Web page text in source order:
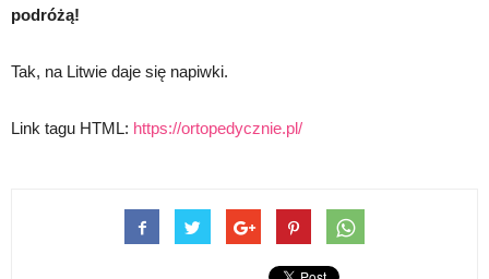
podróżą!
Tak, na Litwie daje się napiwki.
Link tagu HTML: https://ortopedycznie.pl/